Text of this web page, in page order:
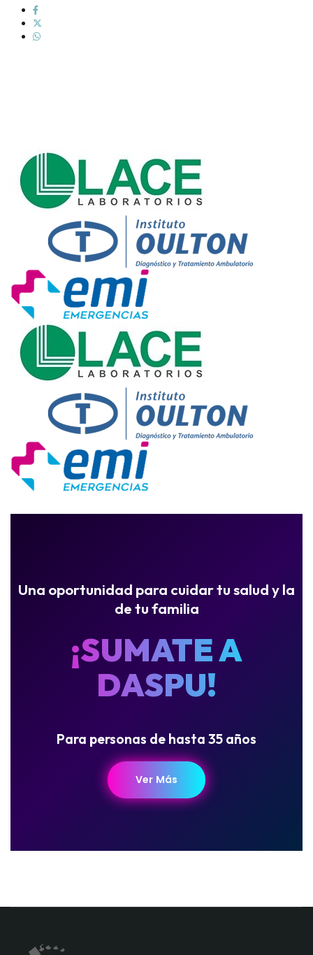
Una oportunidad para cuidar tu salud y la
de tu familia
¡SUMATE A
DASPU!
Para personas de hasta 35 años
Ver Más